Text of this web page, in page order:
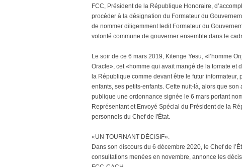
FCC, Président de la République Honoraire,
procéder à la désignation du Formateur du
de nommer diligemment ledit Formateur du
volonté commune de gouverner ensemble dans le
Le soir de ce 6 mars 2019, Kitenge Yesu, «l’homme
Oracle», cet «homme qui avait mangé de la tomate et
la République comme devant être le futur
enfants, ses petits-enfants. Cette nuit-là, alors que
publique une ordonnance signée le 6 mars portant
Représentant et Envoyé Spécial du Président de la
personnels du Chef de l'État.
«UN TOURNANT DÉCISIF».
Dans son discours du 6 décembre 2020, le Chef de
consultations menées en novembre, annonce les